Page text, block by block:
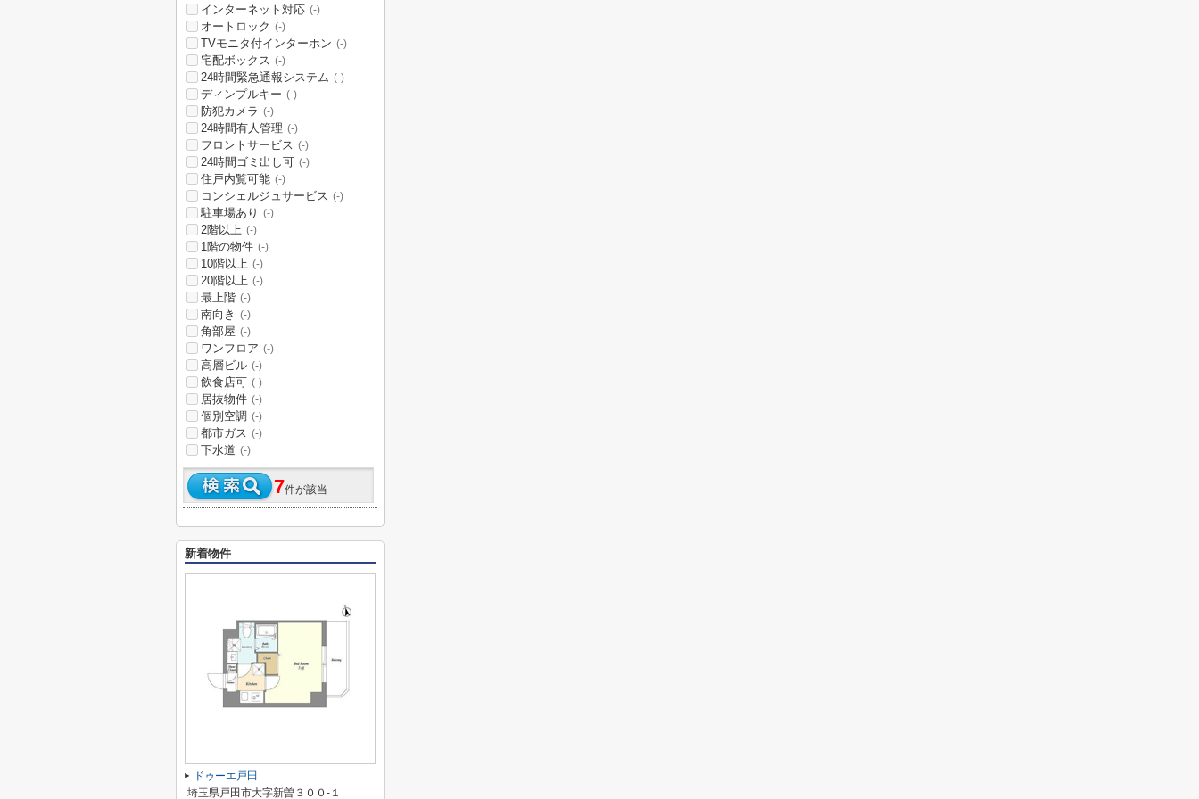
インターネット対応 (-)
オートロック (-)
TVモニタ付インターホン (-)
宅配ボックス (-)
24時間緊急通報システム (-)
ディンプルキー (-)
防犯カメラ (-)
24時間有人管理 (-)
フロントサービス (-)
24時間ゴミ出し可 (-)
住戸内覧可能 (-)
コンシェルジュサービス (-)
駐車場あり (-)
2階以上 (-)
1階の物件 (-)
10階以上 (-)
20階以上 (-)
最上階 (-)
南向き (-)
角部屋 (-)
ワンフロア (-)
高層ビル (-)
飲食店可 (-)
居抜物件 (-)
個別空調 (-)
都市ガス (-)
下水道 (-)
7件が該当
新着物件
ドゥーエ戸田
埼玉県戸田市大字新曽３００-１